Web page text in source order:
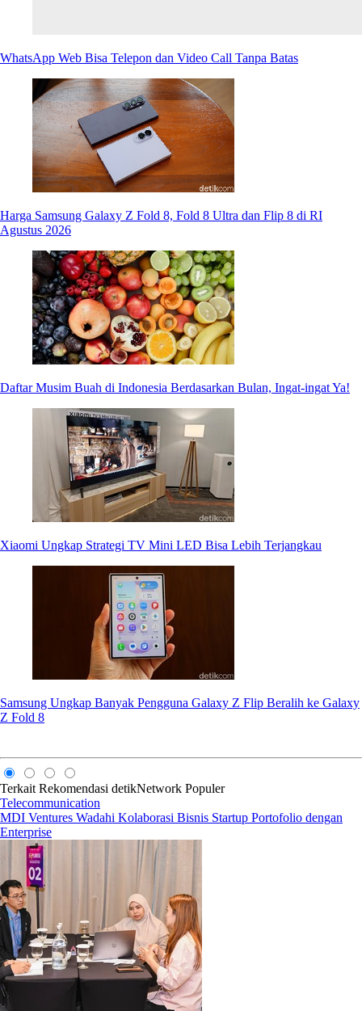
WhatsApp Web Bisa Telepon dan Video Call Tanpa Batas
Harga Samsung Galaxy Z Fold 8, Fold 8 Ultra dan Flip 8 di RI
Agustus 2026
Daftar Musim Buah di Indonesia Berdasarkan Bulan, Ingat-ingat Ya!
Xiaomi Ungkap Strategi TV Mini LED Bisa Lebih Terjangkau
Samsung Ungkap Banyak Pengguna Galaxy Z Flip Beralih ke Galaxy
Z Fold 8
Terkait Rekomendasi detikNetwork Populer
Telecommunication
MDI Ventures Wadahi Kolaborasi Bisnis Startup Portofolio dengan
Enterprise